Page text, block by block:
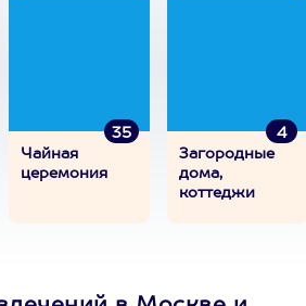
35
Чайная
церемония
4
Загородные
дома,
коттеджи